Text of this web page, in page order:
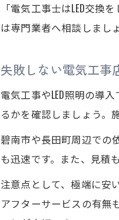
「電気工事士はLED交
は専門業者へ相談しまし
失敗しない電気工事
電気工事やLED照明の導
るかを確認しましょう。
碧南市や長田町周辺での
も迅速です。また、見積
注意点として、極端に安
アフターサービスの有無